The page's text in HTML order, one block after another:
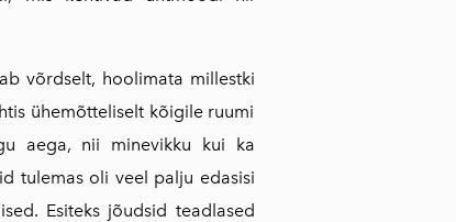
võrdselt, hoolimata millestki
ühemõtteliselt kõigile ruumi
aega, nii mine­vikku kui ka
tulemas oli veel palju edasisi
Esiteks jõudsid teadlased